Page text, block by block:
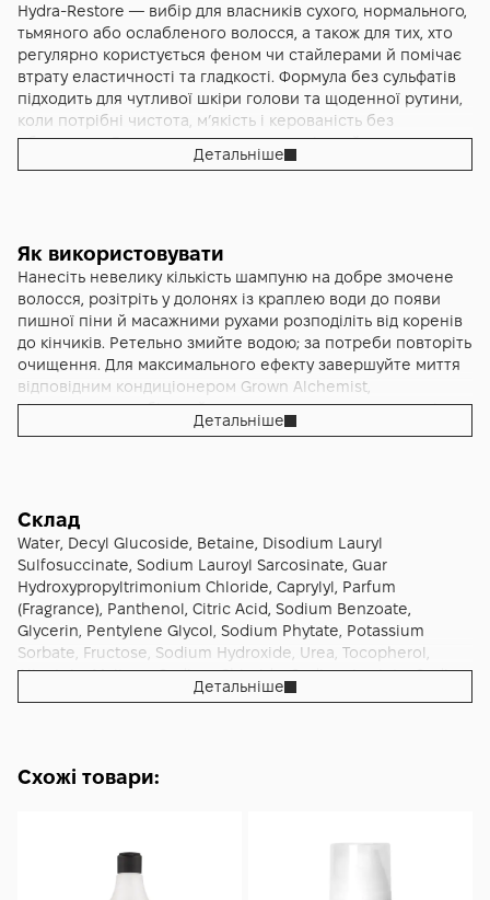
довжині. Формат 300 мл зручний для щоденної рутини, а
текстура легко змивається, не залишаючи важкої плівки й
не обтяжуючи прикореневу зону.
довжини. Пантенол надає м’якість і полегшує
розплутування, а комплекс із бетаїном і зволожувачами
підтримує комфорт шкіри, тож навіть чутливі типи краще
переносять часті миття. Аромат троянди, чорного перцю
та шавлії працює як невеликий енергетичний акцент під
час ранкової рутини, але не конфліктує з парфумом. У
підсумку волосся виглядає щільнішим, рівномірніше
відбиває світло, тримає акуратну форму протягом дня і
рівня з акцентом на зволоження, комфорт і
довготривалий блиск.
Hydra-Restore — вибір для власників сухого, нормального,
тьмяного або ослабленого волосся, а також для тих, хто
регулярно користується феном чи стайлерами й помічає
втрату еластичності та гладкості. Формула без сульфатів
підходить для чутливої шкіри голови та щоденної рутини,
коли потрібні чистота, м’якість і керованість без
обтяження. Якщо волосся реагує на міський пил,
перепади температур і вологість, цей шампунь допоможе
Детальніше
Як використовувати
Нанесіть невелику кількість шампуню на добре змочене
волосся, розітріть у долонях із краплею води до появи
пишної піни й масажними рухами розподіліть від коренів
до кінчиків. Ретельно змийте водою; за потреби повторіть
очищення. Для максимального ефекту завершуйте миття
відповідним кондиціонером Grown Alchemist,
підтримуючи стабільний ритм догляду, адже регулярність
забезпечує накопичуваний результат зволоження,
Детальніше
Склад
Water, Decyl Glucoside, Betaine, Disodium Lauryl
Sulfosuccinate, Sodium Lauroyl Sarcosinate, Guar
Hydroxypropyltrimonium Chloride, Caprylyl, Parfum
(Fragrance), Panthenol, Citric Acid, Sodium Benzoate,
Glycerin, Pentylene Glycol, Sodium Phytate, Potassium
Sorbate, Fructose, Sodium Hydroxide, Urea, Tocopherol,
Allantoin, Maltose, Sodium Chloride, Sodium Lactate, Sodium
PCA, Trehalose, Aloe Barbadensis Leaf Juice, Glycine Soja
Oil, Citronellol, Geraniol.
Детальніше
Схожі товари: